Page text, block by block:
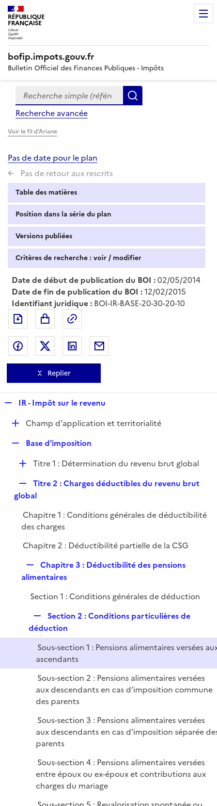
RÉPUBLIQUE
FRANÇAISE
bofip.impots.gouv.fr
Bulletin Officiel des Finances Publiques - Impôts
Formulaire
de
recherche
Recherche simple (références, mots clés, partie du
Recherche avancée
Voir le fil d'Ariane
Pas de date pour le plan
Pas de retour aux rescrits
Table des matières
Position dans la série du plan
Versions publiées
Critères de recherche : voir / modifier
Date de début de publication du BOI :02/05/2014
Date de fin de publication du BOI :12/02/2015
Identifiant juridique : BOI-IR-BASE-20-30-20-10
Exporter le document au format pdf
Partager sur Facebook
Partager sur Twitter
Partager sur LinkedIn
Replier
p
IR - Impôt sur le revenu
D
l
i
e
r
Champ d'application et territorialité
p
e
r
Base d'imposition
D
l
i
e
r
Titre 1 : Détermination du revenu brut global
e
l
i
e
Titre 2 : Charges déductibles du revenu brut
global
Chapitre 1 : Conditions générales de déductibilité
des charges
Chapitre 2 : Déductibilité partielle de la CSG
e
l
e
r
Chapitre 3 : Déductibilité des pensions
alimentaires
Section 1 : Conditions générales de déduction
e
p
l
i
Section 2 : Conditions particulières de
déduction
Sous-section 1 : Pensions alimentaires versées
ascendants
Sous-section 2 : Pensions alimentaires versées
aux descendants en cas d'imposition commune
des parents
Sous-section 3 : Pensions alimentaires versées
aux descendants en cas d'imposition séparée
parents
Sous-section 4 : Pensions alimentaires versées
entre époux ou ex-époux et contributions aux
charges du mariage